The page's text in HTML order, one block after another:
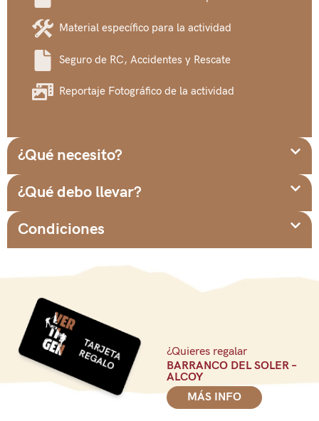
Material específico para la actividad
Seguro de RC, Accidentes y Rescate
Reportaje Fotográfico de la actividad
¿Qué necesito?
¿Qué debo llevar?
Condiciones
¿Quieres regalar
BARRANCO DEL SOLER –
ALCOY
MÁS INFO